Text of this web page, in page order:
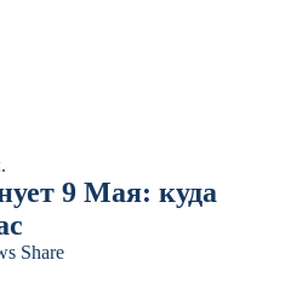
9 Мая: куда
Share